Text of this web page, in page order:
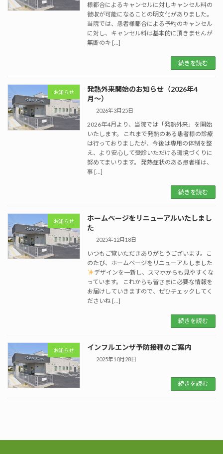
様都合によるキャンセルに対しキャンセル料の
徴収が可能になることの明文化がありました。
当院では、患者様都合による予約のキャンセル
に対し、キャンセル料は基本的に頂きませんが
無断のキ […]
続きを読む
お知らせ
発熱外来開始のお知らせ（2026年4
月〜）
2026年3月25日
2026年4月より、当院では「発熱外来」を開始
いたします。 これまで発熱のある患者様の診療
は行っておりましたが、今後は専用の体制を整
え、より安心して受診いただける環境づくりに
努めてまいります。 発熱症状のある患者様は、
事 […]
続きを読む
お知らせ
ホームページをリニューアルいたしまし
た
2025年12月18日
いつもご覧いただきありがとうございます。こ
のたび、ホームページをリニューアルしました
デザインを一新し、スマホからも見やすくな
っています。 これからも皆さまに必要な情報を
お届けしていきますので、ぜひチェックしてく
ださいね […]
続きを読む
お知らせ インフルエンザ予防接種のご案内
2025年10月28日
続きを読む